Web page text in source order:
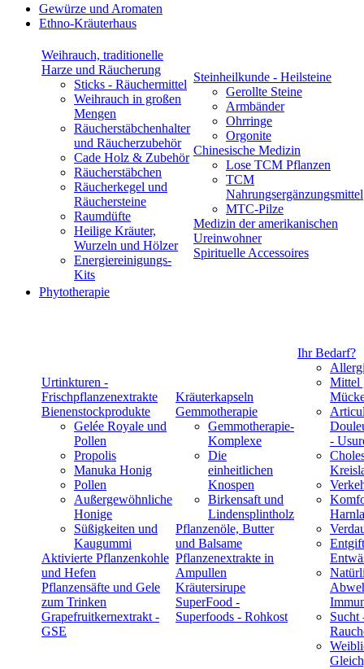
Gewürze und Aromaten
Ethno-Kräuterhaus
Weihrauch, traditionelle
Harze und Räucherung
Sticks - Räuchermittel
Weihrauch in großen
Mengen
Räucherstäbchenhalter
und Räucherzubehör
Cade Holz & Zubehör
Räucherstäbchen
Räucherkegel und
Räuchersteine
Raumdüfte
Heilige Kräuter,
Wurzeln und Hölzer
Energiereinigungs-
Kits
Steinheilkunde - Heilsteine
Gerollte Steine
Armbänder
Ohrringe
Orgonite
Chinesische Medizin
Lose TCM Pflanzen
TCM
Nahrungsergänzungsmittel
MTC-Pilze
Medizin der amerikanischen
Ureinwohner
Spirituelle Accessoires
Phytotherapie
Urtinkturen -
Frischpflanzenextrakte
Bienenstockprodukte
Gelée Royale und
Pollen
Propolis
Manuka Honig
Pollen
Außergewöhnliche
Honige
Süßigkeiten und
Kaugummi
Aktivierte Pflanzenkohle
und Hefen
Pflanzensäfte und Gele
zum Trinken
Grapefruitkernextrakt -
GSE
Kräuterkapseln
Gemmotherapie
Gemmotherapie-
Komplexe
Die
einheitlichen
Knospen
Birkensaft und
Lindensplintholz
Pflanzenöle, Butter
und Balsame
Pflanzenextrakte in
Ampullen
Kräutersirupe
SuperFood -
Superfoods - Rohkost
Ihr Bedarf?
Mittel
-
Sucht